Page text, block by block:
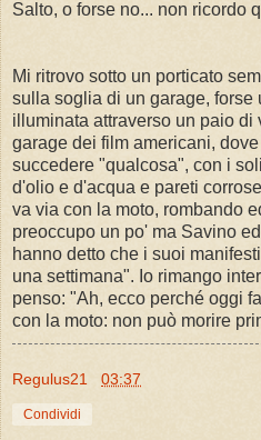
Salto, o forse no... non ricordo
Mi ritrovo sotto un porticato
sulla soglia di un garage, forse
illuminata attraverso un paio
garage dei film americani,
succedere "qualcosa", con i
d'olio e d'acqua e pareti
va via con la moto, rombando
preoccupo un po' ma Savino
hanno detto che i suoi
una settimana". Io rimango
penso: "Ah, ecco perché oggi
con la moto: non può morire
Regulus21 03:37
Condividi